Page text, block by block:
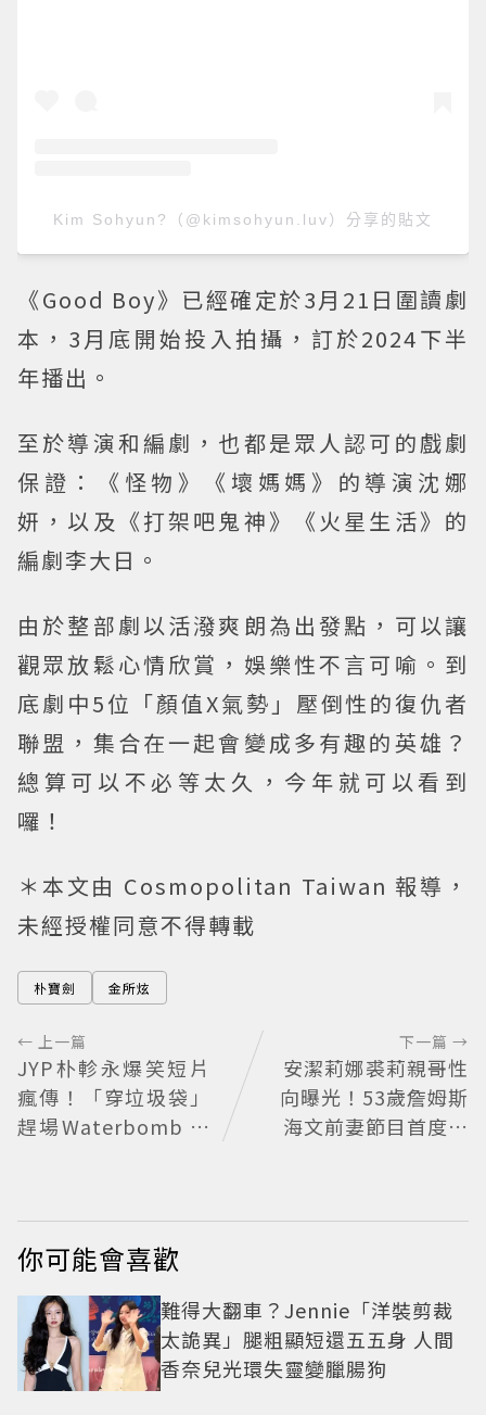
Kim Sohyun?（@kimsohyun.luv）分享的貼文
《Good Boy》已經確定於3月21日圍讀劇
本，3月底開始投入拍攝，訂於2024下半
年播出。
至於導演和編劇，也都是眾人認可的戲劇
保證：《怪物》《壞媽媽》的導演沈娜
妍，以及《打架吧鬼神》《火星生活》的
編劇李大日。
由於整部劇以活潑爽朗為出發點，可以讓
觀眾放鬆心情欣賞，娛樂性不言可喻。到
底劇中5位「顏值X氣勢」壓倒性的復仇者
聯盟，集合在一起會變成多有趣的英雄？
總算可以不必等太久，今年就可以看到
囉！
＊本文由 Cosmopolitan Taiwan 報導，
未經授權同意不得轉載
朴寶劍 金所炫
← 上一篇
JYP朴軫永爆笑短片
瘋傳！「穿垃圾袋」
趕場Waterbomb 被
下一篇 →
安潔莉娜裘莉親哥性
向曝光！53歲詹姆斯
海文前妻節目首度認
你可能會喜歡
難得大翻車？Jennie「洋裝剪裁
太詭異」腿粗顯短還五五身 人間
香奈兒光環失靈變臘腸狗